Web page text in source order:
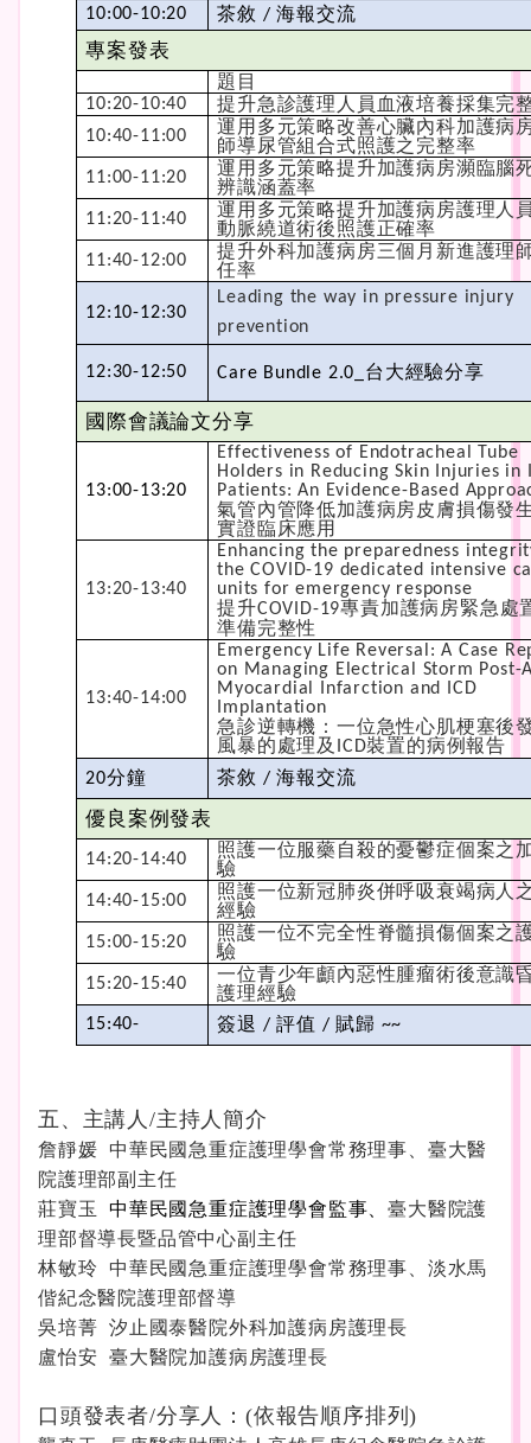
10:00-10:20 茶敘 /海報交流
專案發表
題目
10:20-10:40 提升急診護理人員血液培養採集完
10:40-11:00
運用多元策略改善心臟內科加護病
師導尿管組合式照護之完整率
11:00-11:20
運用多元策略提升加護病房瀕臨腦
辨識涵蓋率
11:20-11:40
運用多元策略提升加護病房護理人
動脈繞道術後照護正確率
11:40-12:00
提升外科加護病房三個月新進護理
任率
12:10-12:30
Leading the way in pressure injury
prevention
12:30-12:50 Care Bundle 2.0_ 台大經驗分享
國際會議論文分享
13:00-13:20
Effectiveness of Endotracheal Tube
Holders in Reducing Skin Injuries in
Patients: An Evidence-Based
氣管內管降低加護病房皮膚損傷發
實證臨床應用
13:20-13:40
Enhancing the preparedness
the COVID-19 dedicated intensive
units for emergency response
提升COVID-19專責加護病房緊急處
準備完整性
13:40-14:00
Emergency Life Reversal: A Case
on Managing Electrical Storm Post-
Myocardial Infarction and ICD
Implantation
急診逆轉機：一位急性心肌梗塞後
風暴的處理及 ICD裝置的病例報告
20分鐘 茶敘 /海報交流
優良案例發表
14:20-14:40
照護一位服藥自殺的憂鬱症個案之
驗
14:40-15:00
照護一位新冠肺炎併呼吸衰竭病人
經驗
15:00-15:20
照護一位不完全性脊髓損傷個案之
驗
15:20-15:40
一位青少年顱內惡性腫瘤術後意識
護理經驗
15:40- 簽退 /評值 /賦歸 ~~
五、主講人/主持人簡介
詹靜媛 中華民國急重症護理學會常務理事、臺大醫
院護理部副主任
莊寶玉 中華民國急重症護理學會監事、臺大醫院護
理部督導長暨品管中心副主任
林敏玲 中華民國急重症護理學會常務理事、淡水馬
偕紀念醫院護理部督導
吳培菁 汐止國泰醫院外科加護病房護理長
盧怡安 臺大醫院加護病房護理長
口頭發表者/分享人：(依報告順序排列)